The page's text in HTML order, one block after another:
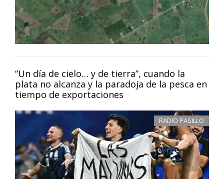
“Un día de cielo… y de tierra”, cuando la
plata no alcanza y la paradoja de la pesca en
tiempo de exportaciones
RADIO PASILLO